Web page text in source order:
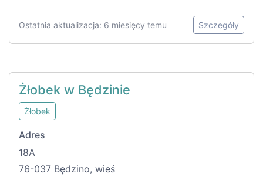
Ostatnia aktualizacja: 6 miesięcy temu Szczegóły
Żłobek w Będzinie
Żłobek
Adres
18A
76-037 Będzino, wieś